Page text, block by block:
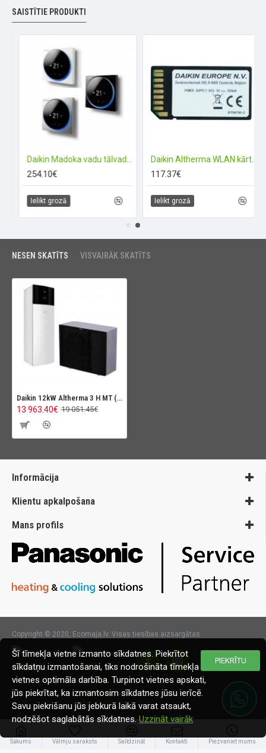
SAISTĪTIE PRODUKTI
Daikin Madoka vadu tālvadības pults
254.10€
Ielikt grozā
Daikin Altherma WLAN kārtridžs WIFI
117.37€
Ielikt grozā
NESEN SKATĪTS VISVAIRĀK SKATĪTS
Daikin 12kW Altherma 3 H MT (Augstas temperatūras siltumsūknis), 180L
13 963.40€ 19 051.45€
Informācija
Klientu apkalpošana
Mans profils
Copyright © 2020, Ecomaja.lv. Visas tiesības aizsargātas
Sākums Vēlmju saraksts Salīdzināt Kontakti Piezvaniet mums
PIEKRĪTU
Šī tīmekļa vietne izmanto sīkdatnes. Piekrītot
sīkdatņu izmantošanai, tiks nodrošināta tīmekļa
vietnes optimāla darbība. Turpinot vietnes apskati,
jūs piekrītat, ka izmantosim sīkdatnes jūsu ierīcē.
Savu piekrišanu jūs jebkurā laikā varat atsaukt,
nodzēšot saglabātās sīkdatnes. Uzzināt vairāk